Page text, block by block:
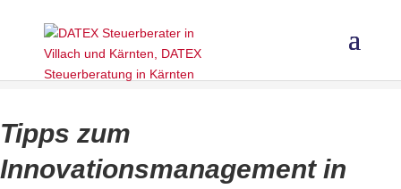
Tipps zum
Innovationsmanagement in